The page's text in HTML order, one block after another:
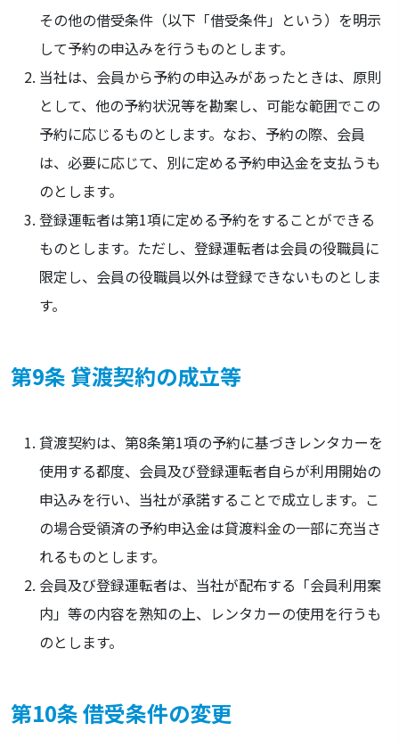
その他の借受条件（以下「借受条件」という）を明示
して予約の申込みを行うものとします。
当社は、会員から予約の申込みがあったときは、原則
として、他の予約状況等を勘案し、可能な範囲でこの
予約に応じるものとします。なお、予約の際、会員
は、必要に応じて、別に定める予約申込金を支払うも
のとします。
登録運転者は第1項に定める予約をすることができる
ものとします。ただし、登録運転者は会員の役職員に
限定し、会員の役職員以外は登録できないものとしま
す。
第9条 貸渡契約の成立等
貸渡契約は、第8条第1項の予約に基づきレンタカーを
使用する都度、会員及び登録運転者自らが利用開始の
申込みを行い、当社が承諾することで成立します。こ
の場合受領済の予約申込金は貸渡料金の一部に充当さ
れるものとします。
会員及び登録運転者は、当社が配布する「会員利用案
内」等の内容を熟知の上、レンタカーの使用を行うも
のとします。
第10条 借受条件の変更